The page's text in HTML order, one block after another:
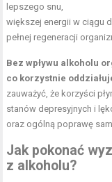
lepszego snu,
większej energii w ciągu
pełnej regeneracji
Bez wpływu alkoholu
co korzystnie
zauważyć, że korzyści
stanów depresyjnych i
oraz ogólną poprawę
Jak pokonać
z alkoholu?